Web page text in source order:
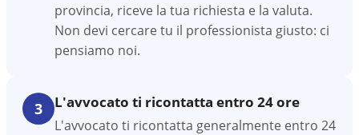
provincia, riceve la tua richiesta e la valuta.
Non devi cercare tu il professionista giusto: ci
pensiamo noi.
3 L'avvocato ti ricontatta entro 24 ore
L'avvocato ti ricontatta generalmente entro 24